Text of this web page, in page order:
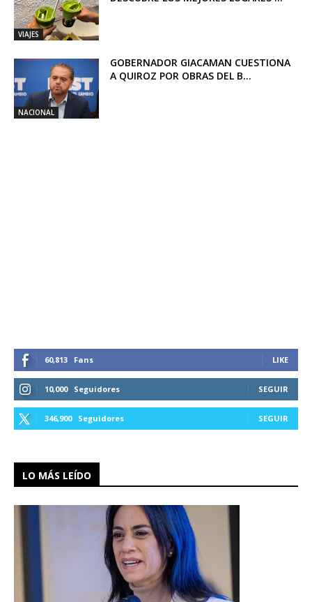
VIAJES
NACIONAL
GOBERNADOR GIACAMAN CUESTIONA
A QUIROZ POR OBRAS DEL B...
60,813 Fans LIKE
10,000 Seguidores SEGUIR
346,900 Seguidores SEGUIR
LO MÁS LEÍDO